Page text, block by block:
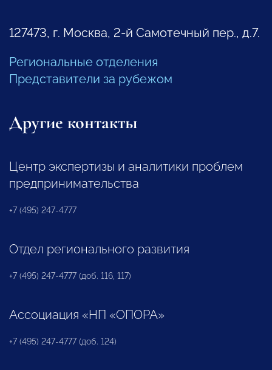
127473, г. Москва, 2-й Самотечный пер., д.7.
Региональные отделения
Представители за рубежом
Другие контакты
Центр экспертизы и аналитики проблем
предпринимательства
+7 (495) 247-4777
Отдел регионального развития
+7 (495) 247-4777 (доб. 116, 117)
Ассоциация «НП «ОПОРА»
+7 (495) 247-4777 (доб. 124)